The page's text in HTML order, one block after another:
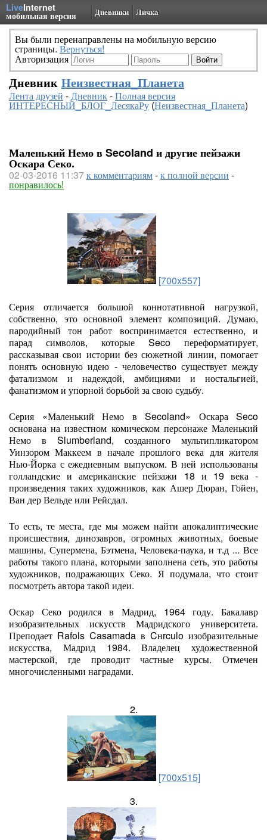
LiveInternet
мобильная версия Дневники Личка
Вы были перенаправлены на мобильную версию
страницы. Вернуться!
Авторизация
Дневник Неизвестная_Планета
Лента друзей -Дневник-Полная версия
ИНТЕРЕСНЫЙ_БЛОГ_ЛесякаРу(Неизвестная_Планета)
Маленький Немо в Secoland и другие пейзажи
Оскара Секо.
02-03-2016 11:37к комментариям-к полной версии -
понравилось!
[700x557]
Серия отличается большой коннотативной нагрузкой,
собственно, это основной элемент композиций. Думаю,
пародийный тон работ воспринимается естественно, и
парад символов, которые Seco переформатирует,
рассказывая свои истории без сюжетной линии, помогает
понять основную идею - человечество существует между
фатализмом и надеждой, амбициями и ностальгией,
фанатизмом и упорной борьбой за свою судьбу.
Серия «Маленький Немо в Secoland» Оскара Seco
основана на известном комическом персонаже Маленький
Немо в Slumberland, созданного мультипликатором
Уинзором Маккеем в начале прошлого века для жителя
Нью-Йорка с ежедневным выпуском. В ней использованы
голландские и американские пейзажи 18 и 19 века -
произведения таких художников, как Ашер Дюран, Гойен,
Ван дер Вельде или Рейсдал.
То есть, те места, где мы можем найти апокалиптические
происшествия, динозавров, огромных животных, боевые
машины, Супермена, Бэтмена, Человека-паука, и т.д ... Все
работы такого плана, которыми заполнена сеть, это работы
художников, подражающих Секо. Я подумала, что стоит
посмотреть автора такой идеи.
Оскар Секо родился в Мадрид, 1964 году. Бакалавр
изобразительных искусств Мадридского университета.
Преподает Rafols Casamada в Cнrculo изобразительные
искусства, Мадрид 1984. Владелец художественной
мастерской, где проводит частные курсы. Отмечен
многочисленными наградами.
2.
[700x515]
3.